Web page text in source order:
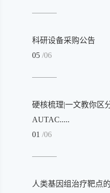
科研设备采购公告
05/06
硬核梳理|一文教你区
AUTAC.....
01/06
人类基因组治疗靶点